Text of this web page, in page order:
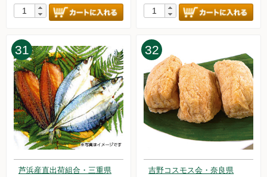
31
芦浜産直出荷組合・三重県
32
吉野コスモス会・奈良県